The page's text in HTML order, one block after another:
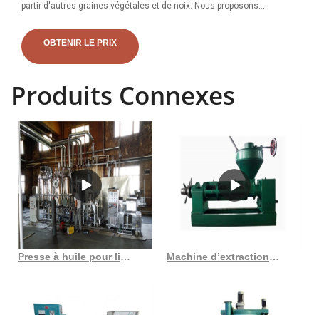
partir d'autres graines végétales et de noix. Nous proposons
cuisson clé en main sur mesure pour le pétrole à petite et à grande
échelle. Une large gamme d'options de presseur d'huile s'offre à
sur Alibaba, principalement situés en Asie. Les principaux
respectivement 1%, 98% et 1% des expéditions de machine à presser
l'huile.
OBTENIR LE PRIX
Produits Connexes
Presse à huile pour ligne de production d’huile de soja au Costa Rica Machine d’extraction d’huile de graine noire 6yl 80 à prix au Sénégal